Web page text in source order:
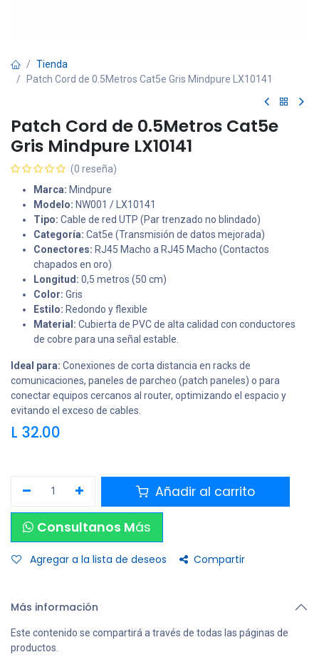
Tienda
Patch Cord de 0.5Metros Cat5e Gris Mindpure LX10141
Patch Cord de 0.5Metros Cat5e
Gris Mindpure LX10141
(0 reseña)
Marca: Mindpure
Modelo: NW001 / LX10141
Tipo: Cable de red UTP (Par trenzado no blindado)
Categoría: Cat5e (Transmisión de datos mejorada)
Conectores: RJ45 Macho a RJ45 Macho (Contactos
chapados en oro)
Longitud: 0,5 metros (50 cm)
Color: Gris
Estilo: Redondo y flexible
Material: Cubierta de PVC de alta calidad con conductores
de cobre para una señal estable.
Ideal para: Conexiones de corta distancia en racks de
comunicaciones, paneles de parcheo (patch paneles) o para
conectar equipos cercanos al router, optimizando el espacio y
evitando el exceso de cables.
L 32.00
Añadir al carrito
Consultanos Más
Agregar a la lista de deseos Compartir
Más información
Este contenido se compartirá a través de todas las páginas de
productos.